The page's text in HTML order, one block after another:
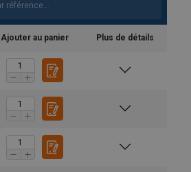
Ajouter au panier Plus de détails